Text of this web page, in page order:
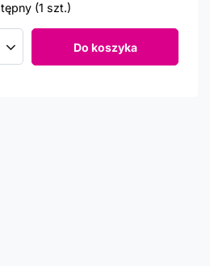
(1 szt.)
produktów Do koszyka